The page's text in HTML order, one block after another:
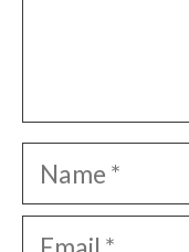
Name
Email